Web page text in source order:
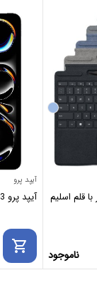
قلم اسلیم
ناموجود
آیپد پرو
آیپد پرو 13 اینچی تراشه M4 وای فای 1 ترابایت
shopping_cart